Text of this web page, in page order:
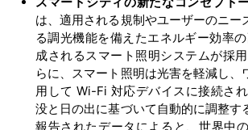
は、適用される規制やユーザーのニー
る調光機能を備えたエネルギー効率
成されるスマート照明システムが採
らに、スマート照明は光害を軽減し、
用して Wi-Fi 対応デバイスに接続さ
没と日の出に基づいて自動的に調整す
報告されたデータによると、世界中